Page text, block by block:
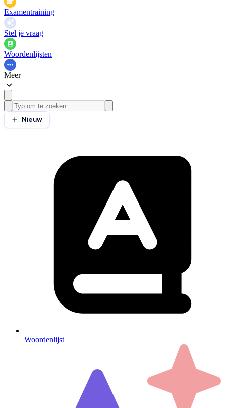
Examentraining
Stel je vraag
Woordenlijsten
Meer
Nieuw
Woordenlijst